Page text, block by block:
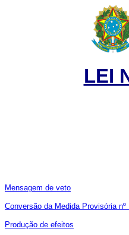
LEI
Mensagem de veto
Conversão da Medida Provisória nº
Produção de efeitos